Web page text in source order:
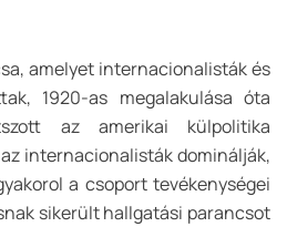
amelyet internacionalisták és
1920-as megalakulása óta
az amerikai külpolitika
internacionalisták dominálják,
a csoport tevékenységei
sikerült hallgatási parancsot